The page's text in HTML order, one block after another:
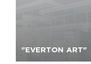
"EVERTON ART"